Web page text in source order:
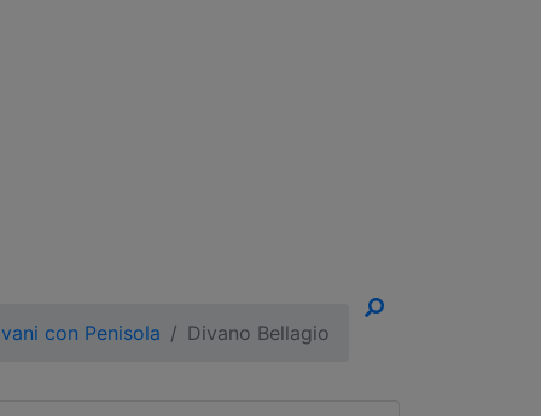
con Penisola Divano Bellagio